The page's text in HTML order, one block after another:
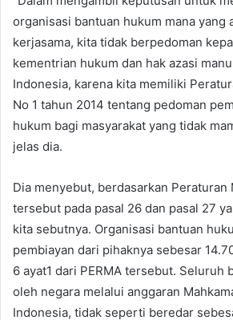
organisasi bantuan hukum mana yang
kerjasama, kita tidak berpedoman
kementrian hukum dan hak azasi
Indonesia, karena kita memiliki
No 1 tahun 2014 tentang pedoman
hukum bagi masyarakat yang tidak
jelas dia.
Dia menyebut, berdasarkan Peraturan
tersebut pada pasal 26 dan pasal 27
kita sebutnya. Organisasi bantuan
pembiayan dari pihaknya sebesar
6 ayat1 dari PERMA tersebut. Seluruh
oleh negara melalui anggaran
Indonesia, tidak seperti beredar